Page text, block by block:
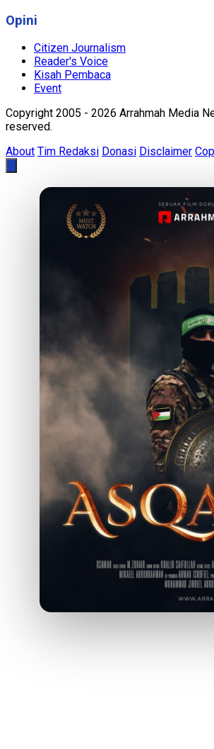
Opini
Citizen Journalism
Reader's Voice
Kisah Pembaca
Event
Copyright 2005 - 2026 Arrahmah Media
reserved.
About Tim Redaksi Donasi Disclaimer